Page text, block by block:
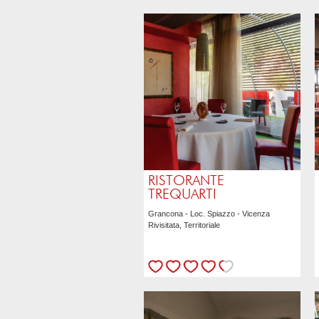
RISTORANTE
TREQUARTI
Grancona - Loc. Spiazzo - Vicenza
Rivisitata, Territoriale
Il commento dell'autore
Riccardo Penzo
RISTORANTE
TREQUARTI
L'ambiente è moderno e ben curato nei
minimi dettagli. La carta esprime la tecnica
e l’innovazione dello chef Alberto Basso
attraverso una cucina moderna, attenta
alle cotture a bassa temperatura e alla
scelta di prodotti stagionali di qualità. Tra i
piatti di carne provate il manzo in quattro
assaggi. Ottimi i dessert.
VAI ALLA SCHEDA